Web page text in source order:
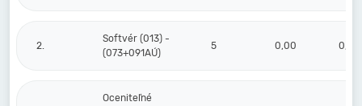
2.
Softvér (013) -
(073+091AÚ)
5 0,00 0,00
Oceniteľné